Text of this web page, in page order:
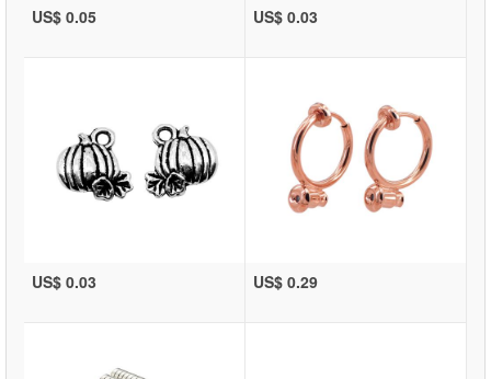
US$ 0.05 US$ 0.03
US$ 0.03 US$ 0.29